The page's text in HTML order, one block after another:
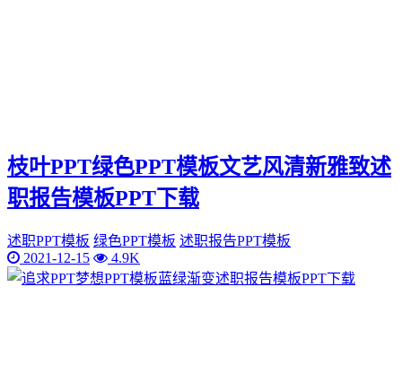
枝叶PPT绿色PPT模板文艺风清新雅致述
职报告模板PPT下载
述职PPT模板 绿色PPT模板 述职报告PPT模板
2021-12-15
4.9K